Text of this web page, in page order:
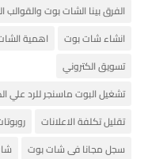
الفرق بينا الشات بوت والقوالب
انشاء شات بوت
اهمية
تسويق الكتروني
تشغيل البوت ماسنجر للرد علي
تقليل تكلفة الاعلانات
سجل مجانا فى شات بوت